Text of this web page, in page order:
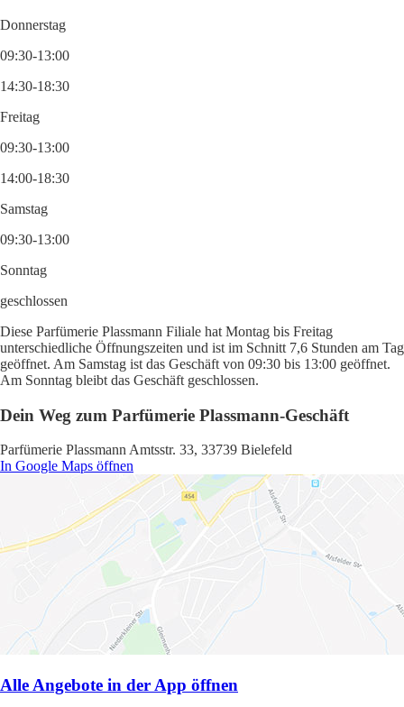
Donnerstag
09:30-13:00
14:30-18:30
Freitag
09:30-13:00
14:00-18:30
Samstag
09:30-13:00
Sonntag
geschlossen
Diese Parfümerie Plassmann Filiale hat Montag bis Freitag
unterschiedliche Öffnungszeiten und ist im Schnitt 7,6 Stunden am Tag
geöffnet. Am Samstag ist das Geschäft von 09:30 bis 13:00 geöffnet.
Am Sonntag bleibt das Geschäft geschlossen.
Dein Weg zum Parfümerie Plassmann-Geschäft
Parfümerie Plassmann Amtsstr. 33, 33739 Bielefeld
In Google Maps öffnen
Alle Angebote in der App öffnen